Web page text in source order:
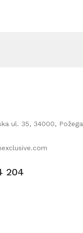
ul. 35, 34000, Požega
204